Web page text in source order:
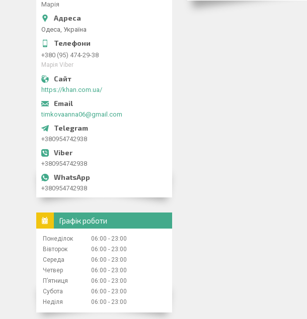
Марія
Одеса, Україна
+380 (95) 474-29-38
Марія Viber
https://khan.com.ua/
timkovaanna06@gmail.com
+380954742938
+380954742938
+380954742938
Графік роботи
Понеділок 06:00
23:00
Вівторок
06:00
23:00
Середа
06:00
23:00
Четвер
06:00
23:00
Пʼятниця
06:00
23:00
Субота
06:00
23:00
Неділя
06:00 23:00